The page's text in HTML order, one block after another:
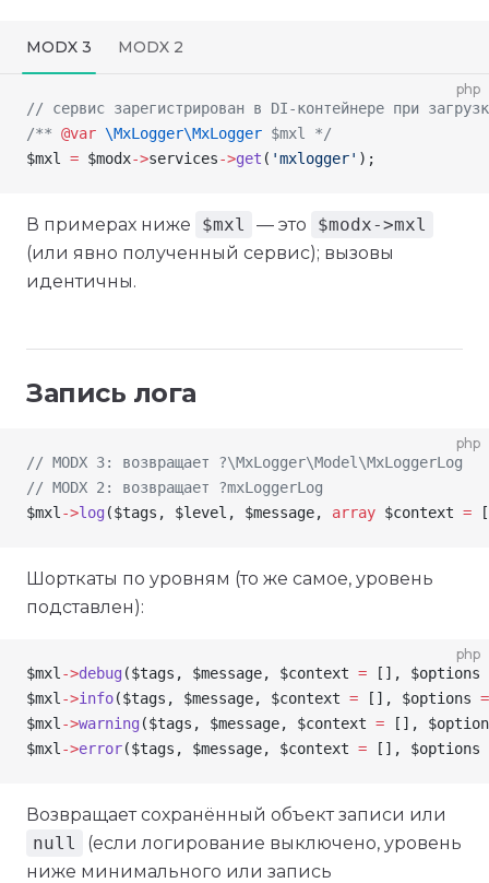
MODX 3 MODX 2
php
// сервис зарегистрирован в DI-контейнере при
/** @var \MxLogger\MxLogger $mxl */
$mxl
= $modx->services->get ( 'mxlogger' );
В примерах ниже $mxl — это
$modx->mxl
(или явно полученный сервис); вызовы
идентичны.
Запись лога
php
// MODX 3: возвращает ?\MxLogger\Model\MxLoggerLog
// MODX 2: возвращает ?mxLoggerLog
$mxl ->log ($tags , $level , $message, array $context =
Шорткаты по уровням (то же самое, уровень
подставлен):
php
$mxl ->debug ($tags , $message, $context = [], $options
$mxl ->info($tags , $message, $context = [], $options =
$mxl ->warning ($tags , $message, $context = [],
$mxl ->error($tags , $message, $context = [], $options
Возвращает сохранённый объект записи или
null
(если логирование выключено, уровень
ниже минимального или запись